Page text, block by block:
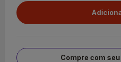
Compre com seu